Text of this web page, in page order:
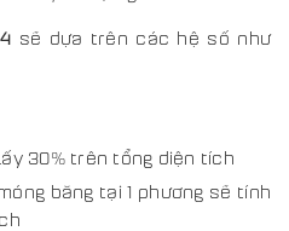
sẽ dựa trên các hệ số như
30% trên tổng diện tích
băng tại 1 phương sẽ tính